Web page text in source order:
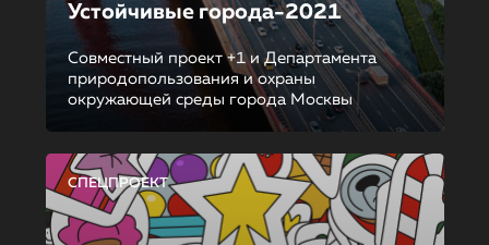
Устойчивые города-2021
Совместный проект +1 и Департамента
природопользования и охраны
окружающей среды города Москвы
СПЕЦПРОЕКТ